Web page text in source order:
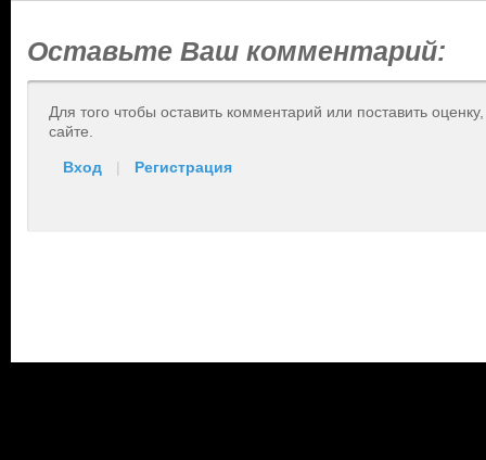
Оставьте Ваш комментарий:
Для того чтобы оставить комментарий или поставить
сайте.
Вход | Регистрация